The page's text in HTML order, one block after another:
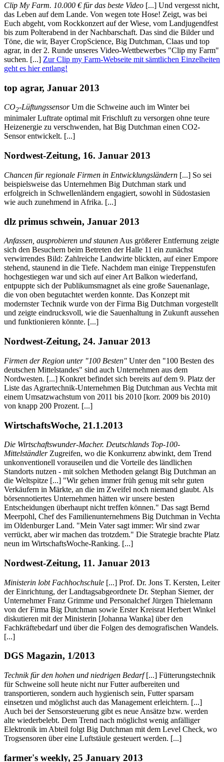
Clip My Farm. 10.000 € für das beste Video [...] Und vergesst nicht,
das Leben auf dem Lande. Von wegen tote Hose! Zeigt, was bei
Euch abgeht, vom Rockkonzert auf der Wiese, vom Landjugendfest
bis zum Polterabend in der Nachbarschaft. Das sind die Bilder und
Töne, die wir, Bayer CropScience, Big Dutchman, Claas und top
agrar, in der 2. Runde unseres Video-Wettbewerbes "Clip my Farm"
suchen. [...] Zur Clip my Farm-Webseite mit sämtlichen Einzelheiten
geht es hier entlang!
top agrar, Januar 2013
CO2-LüftungssensorUm die Schweine auch im Winter bei
minimaler Luftrate optimal mit Frischluft zu versorgen ohne teure
Heizenergie zu verschwenden, hat Big Dutchman einen CO2-
Sensor entwickelt. [...]
Nordwest-Zeitung, 16. Januar 2013
Chancen für regionale Firmen in Entwicklungsländern [...] So sei
beispielsweise das Unternehmen Big Dutchman stark und
erfolgreich in Schwellenländern engagiert, sowohl in Südostasien
wie auch zunehmend in Afrika. [...]
dlz primus schwein, Januar 2013
Anfassen, ausprobieren und staunen Aus größerer Entfernung zeigte
sich den Besuchern beim Betreten der Halle 11 ein zunächst
verwirrendes Bild: Zahlreiche Landwirte blickten, auf einer Empore
stehend, staunend in die Tiefe. Nachdem man einige Treppenstufen
hochgestiegen war und sich auf einer Art Balkon wiederfand,
entpuppte sich der Publikumsmagnet als eine große Sauenanlage,
die von oben begutachtet werden konnte. Das Konzept mit
modernster Technik wurde von der Firma Big Dutchman vorgestellt
und zeigte eindrucksvoll, wie die Sauenhaltung in Zukunft aussehen
und funktionieren könnte. [...]
Nordwest-Zeitung, 24. Januar 2013
Firmen der Region unter "100 Besten" Unter den "100 Besten des
deutschen Mittelstandes" sind auch Unternehmen aus dem
Nordwesten. [...] Konkret befindet sich bereits auf dem 9. Platz der
Liste das Agrartechnik-Unternehmen Big Dutchman aus Vechta mit
einem Umsatzwachstum von 2011 bis 2010 [korr. 2009 bis 2010)
von knapp 200 Prozent. [...]
WirtschaftsWoche, 21.1.2013
Die Wirtschaftswunder-Macher. Deutschlands Top-100-
MittelständlerZugreifen, wo die Konkurrenz abwinkt, dem Trend
unkonventionell vorauseilen und die Vorteile des ländlichen
Standorts nutzen - mit solchen Methoden gelangt Big Dutchman an
die Weltspitze [...] "Wir gehen immer früh genug mit sehr guten
Verkäufern in Märkte, an die im Zweifel noch niemand glaubt. Als
börsennotiertes Unternehmen hätten wir unsere besten
Entscheidungen überhaupt nicht treffen können." Das sagt Bernd
Meerpohl, Chef des Familienunternehmens Big Dutchman in Vechta
im Oldenburger Land. "Mein Vater sagt immer: Wir sind zwar
verrückt, aber wir machen das trotzdem." Die Strategie brachte Platz
neun im WirtschaftsWoche-Ranking. [...]
Nordwest-Zeitung, 11. Januar 2013
Ministerin lobt Fachhochschule [...] Prof. Dr. Jons T. Kersten, Leiter
der Einrichtung, der Landtagsabgeordnete Dr. Stephan Siemer, der
Unternehmer Franz Grimme und Personalchef Jürgen Thielemann
von der Firma Big Dutchman sowie Erster Kreisrat Herbert Winkel
diskutieren mit der Ministerin [Johanna Wanka] über den
Fachkräftebedarf und über die Folgen des demografischen Wandels.
[...]
DGS Magazin, 1/2013
Technik für den hohen und niedrigen Bedarf[...] Fütterungstechnik
für Schweine soll heute nicht nur Futter aufbereiten und
transportieren, sondern auch hygienisch sein, Futter sparsam
einsetzen und möglichst auch das Management erleichtern. [...]
Auch bei der Sensorsteuerung gibt es neue Ansätze bzw. werden
alte wiederbelebt. Dem Trend nach möglichst wenig anfälliger
Elektronik im Abteil folgt Big Dutchman mit dem Level Check, wo
Trogsensoren über eine Luftstäule gesteuert werden. [...]
farmer's weekly, 25 January 2013